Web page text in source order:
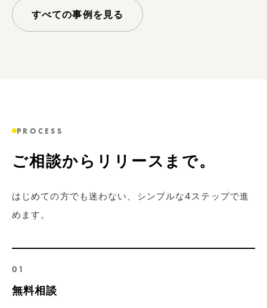
すべての事例を見る
PROCESS
ご相談からリリースまで。
はじめての方でも迷わない、シンプルな4ステップで進
めます。
01
無料相談